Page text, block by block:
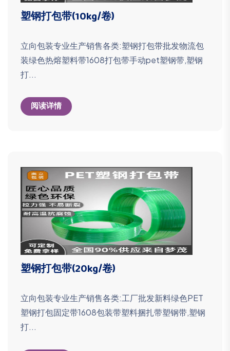
塑钢打包带(10kg/卷)
立向包装专业生产销售各类:塑钢打包带批发物流包
装绿色热熔塑料带1608打包带手动pet塑钢带,塑钢
打...
阅读详情
塑钢打包带(20kg/卷)
立向包装专业生产销售各类:工厂批发新料绿色PET
塑钢打包固定带1608包装带塑料捆扎带塑钢带,塑钢
打...